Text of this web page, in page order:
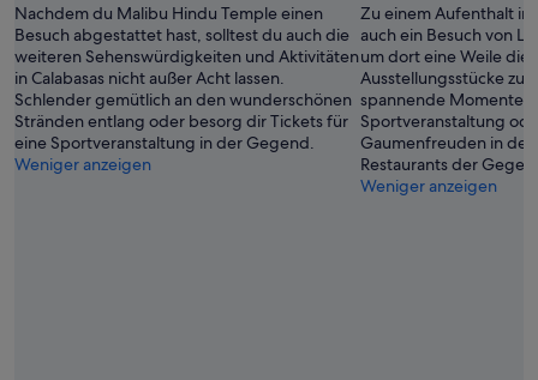
Nachdem du Malibu Hindu Temple einen
Besuch abgestattet hast, solltest du auch die
weiteren Sehenswürdigkeiten und Aktivitäten
in Calabasas nicht außer Acht lassen.
Schlender gemütlich an den wunderschönen
Stränden entlang oder besorg dir Tickets für
eine Sportveranstaltung in der Gegend.
Weniger anzeigen
Zu einem Aufenthalt
auch ein Besuch von
um dort eine Weile die
Ausstellungsstücke zu
spannende Momente
Sportveranstaltung
Gaumenfreuden in
Restaurants der
Weniger anzeigen